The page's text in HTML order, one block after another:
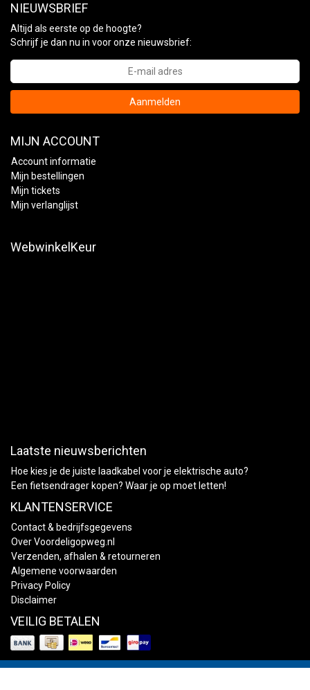
NIEUWSBRIEF
Altijd als eerste op de hoogte?
Schrijf je dan nu in voor onze nieuwsbrief:
Aanmelden
MIJN ACCOUNT
Account informatie
Mijn bestellingen
Mijn tickets
Mijn verlanglijst
WebwinkelKeur
Laatste nieuwsberichten
Hoe kies je de juiste laadkabel voor je elektrische auto?
Een fietsendrager kopen? Waar je op moet letten!
KLANTENSERVICE
Contact & bedrijfsgegevens
Over Voordeligopweg.nl
Verzenden, afhalen & retourneren
Algemene voorwaarden
Privacy Policy
Disclaimer
VEILIG BETALEN